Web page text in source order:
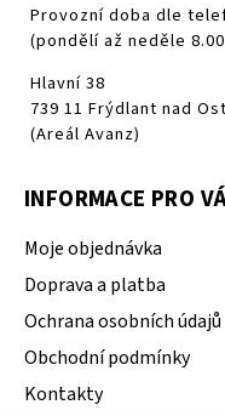
Provozní doba dle
(pondělí až neděle
Hlavní 38
739 11 Frýdlant nad
(Areál Avanz)
INFORMACE PRO
Moje objednávka
Doprava a platba
Ochrana osobních údajů
Obchodní podmínky
Kontakty